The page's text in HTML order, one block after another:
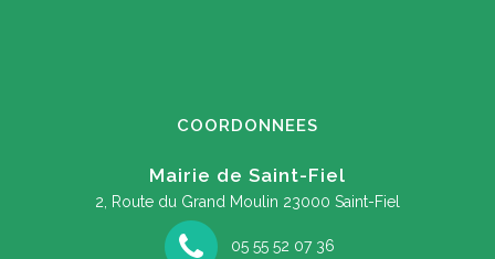
COORDONNEES
Mairie de Saint-Fiel
2, Route du Grand Moulin 23000 Saint-Fiel
05 55 52 07 36